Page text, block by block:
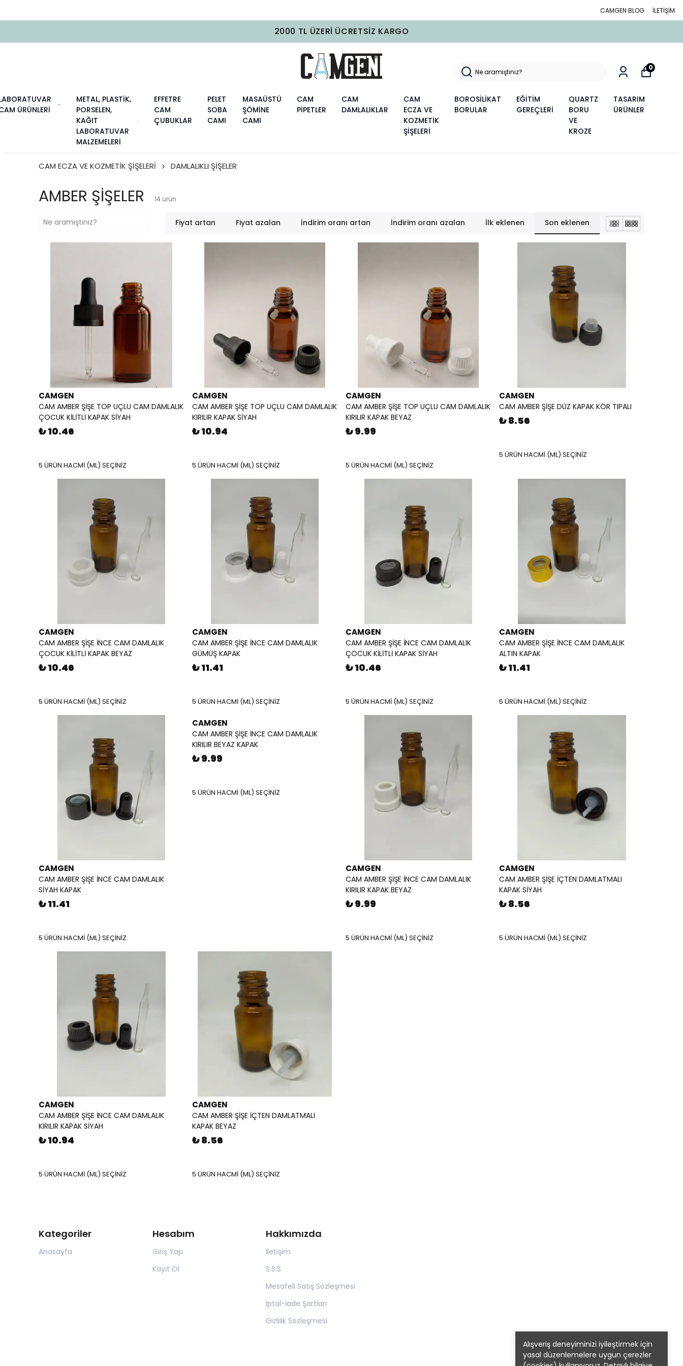
CAMGEN BLOG İLETİŞİM
2000 TL ÜZERI ÜCRETSIZ KARGO
ÜRÜNLERİ
METAL, PLASTİK,
PORSELEN,
KAĞIT
LABORATUVAR
MALZEMELERİ
EFFETRE
CAM
ÇUBUKLAR
PELET
SOBA
CAMI
MASAÜSTÜ
ŞÖMİNE
CAMI
CAM
PİPETLER
CAM
DAMLALIKLAR
CAM
ECZA VE
KOZMETİK
ŞİŞELERİ
BOROSİLİKAT
BORULAR
EĞİTİM
GEREÇLERİ
QUARTZ
BORU
VE
KROZE
TASARIM
ÜRÜNLER
0
Alışveriş deneyiminizi iyileştirmek için
yasal düzenlemelere uygun çerezler
CAM ECZA VE KOZMETİK ŞİŞELERİ DAMLALIKLI ŞİŞELER
AMBER ŞİŞELER 14 ürün
Fiyat artan Fiyat azalan İndirim oranı artan İndirim oranı azalan İlk eklenen Son eklenen
CAMGEN
CAM AMBER ŞİŞE TOP UÇLU CAM DAMLALIK
ÇOCUK KİLİTLİ KAPAK SİYAH
₺ 10.46
5 ÜRÜN HACMİ (ML) SEÇİNİZ
CAMGEN
CAM AMBER ŞİŞE TOP UÇLU CAM DAMLALIK
KIRILIR KAPAK SİYAH
₺ 10.94
5 ÜRÜN HACMİ (ML) SEÇİNİZ
CAMGEN
CAM AMBER ŞİŞE TOP UÇLU CAM DAMLALIK
KIRILIR KAPAK BEYAZ
₺ 9.99
5 ÜRÜN HACMİ (ML) SEÇİNİZ
CAMGEN
CAM AMBER ŞİŞE DÜZ KAPAK KÖR TIPALI
₺ 8.56
5 ÜRÜN HACMİ (ML) SEÇİNİZ
CAMGEN
CAM AMBER ŞİŞE İNCE CAM DAMLALIK
ÇOCUK KİLİTLİ KAPAK BEYAZ
₺ 10.46
5 ÜRÜN HACMİ (ML) SEÇİNİZ
CAMGEN
CAM AMBER ŞİŞE İNCE CAM DAMLALIK
GÜMÜŞ KAPAK
₺ 11.41
5 ÜRÜN HACMİ (ML) SEÇİNİZ
CAMGEN
CAM AMBER ŞİŞE İNCE CAM DAMLALIK
ÇOCUK KİLİTLİ KAPAK SİYAH
₺ 10.46
5 ÜRÜN HACMİ (ML) SEÇİNİZ
CAMGEN
CAM AMBER ŞİŞE İNCE CAM DAMLALIK
ALTIN KAPAK
₺ 11.41
5 ÜRÜN HACMİ (ML) SEÇİNİZ
CAMGEN
CAM AMBER ŞİŞE İNCE CAM DAMLALIK
SİYAH KAPAK
₺ 11.41
5 ÜRÜN HACMİ (ML) SEÇİNİZ
CAMGEN
CAM AMBER ŞİŞE İNCE CAM DAMLALIK
KIRILIR BEYAZ KAPAK
₺ 9.99
5 ÜRÜN HACMİ (ML) SEÇİNİZ
CAMGEN
CAM AMBER ŞİŞE İNCE CAM DAMLALIK
KIRILIR KAPAK BEYAZ
₺ 9.99
5 ÜRÜN HACMİ (ML) SEÇİNİZ
CAMGEN
CAM AMBER ŞİŞE İÇTEN DAMLATMALI
KAPAK SİYAH
₺ 8.56
5 ÜRÜN HACMİ (ML) SEÇİNİZ
CAMGEN
CAM AMBER ŞİŞE İNCE CAM DAMLALIK
KIRILIR KAPAK SİYAH
₺ 10.94
5 ÜRÜN HACMİ (ML) SEÇİNİZ
CAMGEN
CAM AMBER ŞİŞE İÇTEN DAMLATMALI
KAPAK BEYAZ
₺ 8.56
5 ÜRÜN HACMİ (ML) SEÇİNİZ
Kategoriler
Anasayfa
Hesabım
Giriş Yap
Kayıt Ol
Hakkımızda
İletişim
S.S.S
Mesafeli Satış Sözleşmesi
İptal-İade Şartları
Gizlilik Sözleşmesi